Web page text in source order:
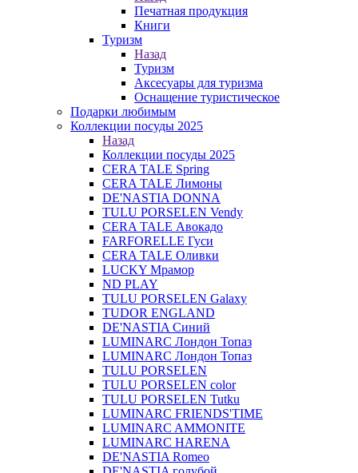
Печатная продукция
Книги
Туризм
Назад
Туризм
Аксесуары для туризма
Оснащение туристическое
Подарки любимым
Коллекции посуды 2025
Назад
Коллекции посуды 2025
CERA TALE Spring
CERA TALE Лимоны
DE'NASTIA DONNA
TULU PORSELEN Vendy
CERA TALE Авокадо
FARFORELLE Гуси
CERA TALE Оливки
LUCKY Мрамор
ND PLAY
TULU PORSELEN Galaxy
TUDOR ENGLAND
DE'NASTIA Синий
LUMINARC Лондон Топаз
LUMINARC Лондон Топаз
TULU PORSELEN
TULU PORSELEN color
TULU PORSELEN Tutku
LUMINARC FRIENDS'TIME
LUMINARC AMMONITE
LUMINARC HARENA
DE'NASTIA Romeo